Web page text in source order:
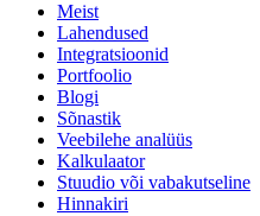
Meist
Lahendused
Integratsioonid
Portfoolio
Blogi
Sõnastik
Veebilehe analüüs
Kalkulaator
Stuudio või vabakutseline
Hinnakiri